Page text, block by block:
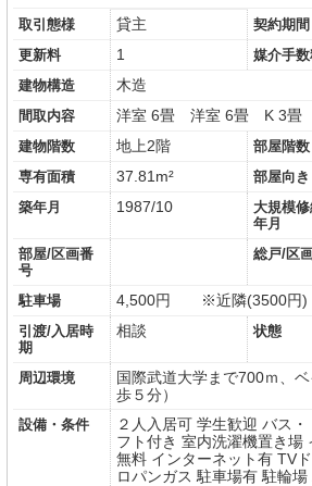
取引態様 貸主 契約期間
更新料 1 媒介手
建物構造 木造
間取内容 洋室 6畳 洋室 6畳 K 3畳
建物階数 地上2階 部屋階数
専有面積 37.81m² 部屋向き
築年月 1987/10
大規模
年月
部屋/区画番
号
総戸/区
駐車場 4,500円 ※近隣(3500円)
引渡/入居時
期
相談 状態
周辺環境
国際武道大学まで700ｍ、
歩５分）
設備・条件 ２人入居可 学生歓迎 バス・
フト付き 室内洗濯機置き場
無料 インターネット有 TV
ロパンガス 駐車場有 駐輪場